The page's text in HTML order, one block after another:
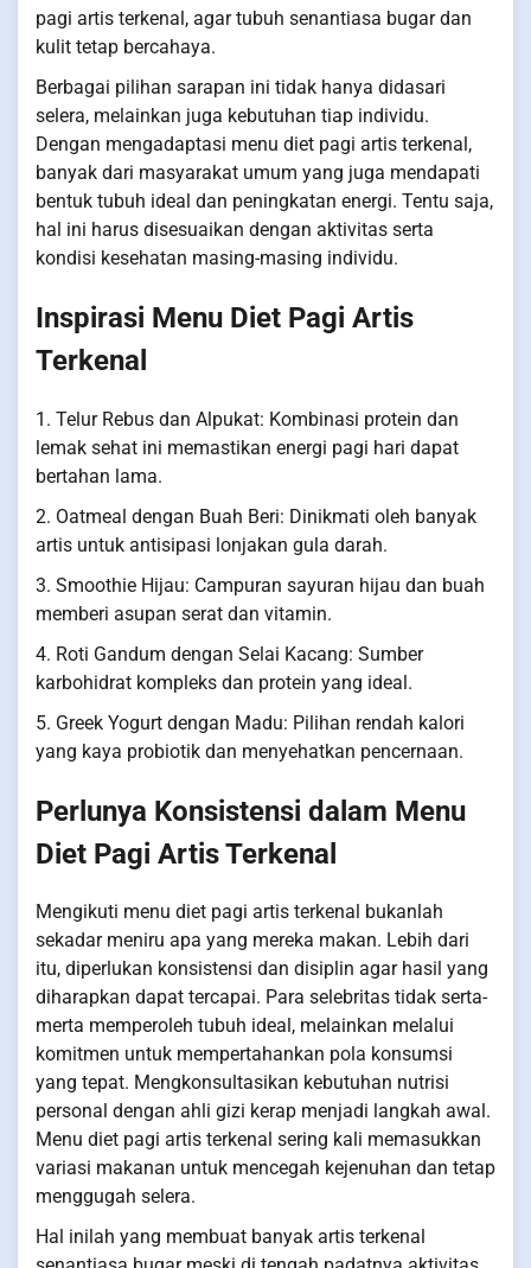
pagi artis terkenal, agar tubuh senantiasa bugar dan
kulit tetap bercahaya.
Berbagai pilihan sarapan ini tidak hanya didasari
selera, melainkan juga kebutuhan tiap individu.
Dengan mengadaptasi menu diet pagi artis terkenal,
banyak dari masyarakat umum yang juga mendapati
bentuk tubuh ideal dan peningkatan energi. Tentu saja,
hal ini harus disesuaikan dengan aktivitas serta
kondisi kesehatan masing-masing individu.
Inspirasi Menu Diet Pagi Artis
Terkenal
1. Telur Rebus dan Alpukat: Kombinasi protein dan
lemak sehat ini memastikan energi pagi hari dapat
bertahan lama.
2. Oatmeal dengan Buah Beri: Dinikmati oleh banyak
artis untuk antisipasi lonjakan gula darah.
3. Smoothie Hijau: Campuran sayuran hijau dan buah
memberi asupan serat dan vitamin.
4. Roti Gandum dengan Selai Kacang: Sumber
karbohidrat kompleks dan protein yang ideal.
5. Greek Yogurt dengan Madu: Pilihan rendah kalori
yang kaya probiotik dan menyehatkan pencernaan.
Perlunya Konsistensi dalam Menu
Diet Pagi Artis Terkenal
Mengikuti menu diet pagi artis terkenal bukanlah
sekadar meniru apa yang mereka makan. Lebih dari
itu, diperlukan konsistensi dan disiplin agar hasil yang
diharapkan dapat tercapai. Para selebritas tidak serta-
merta memperoleh tubuh ideal, melainkan melalui
komitmen untuk mempertahankan pola konsumsi
yang tepat. Mengkonsultasikan kebutuhan nutrisi
personal dengan ahli gizi kerap menjadi langkah awal.
Menu diet pagi artis terkenal sering kali memasukkan
variasi makanan untuk mencegah kejenuhan dan tetap
menggugah selera.
Hal inilah yang membuat banyak artis terkenal